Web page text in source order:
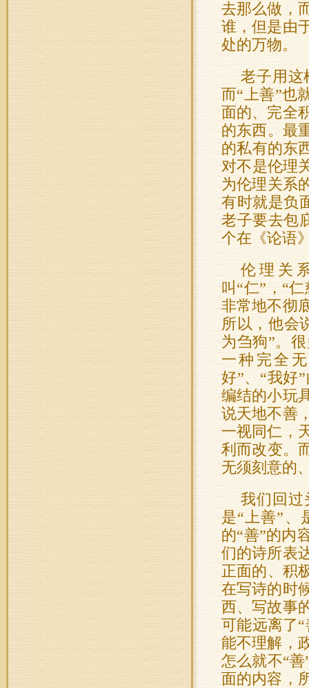
去那么做，
谁，但是由
处的万物。
老子用这
而“上善”也
面的、完全
的东西。最
的私有的东
对不是伦理
为伦理关系
有时就是负
老子要去包
个在《论语
伦理关
叫“仁”，“
非常地不彻
所以，他会
为刍狗”。
一种完全
好”、“我好
编结的小玩
说天地不善
一视同仁，
利而改变。
无须刻意的
我们回过
是“上善”、
的“善”的内
们的诗所表
正面的、积
在写诗的时
西、写故事
可能远离了
能不理解，
怎么就不“
面的内容，